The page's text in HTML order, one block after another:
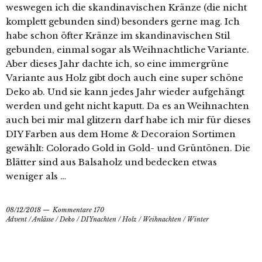
weswegen ich die skandinavischen Kränze (die nicht
komplett gebunden sind) besonders gerne mag. Ich
habe schon öfter Kränze im skandinavischen Stil
gebunden, einmal sogar als Weihnachtliche Variante.
Aber dieses Jahr dachte ich, so eine immergrüne
Variante aus Holz gibt doch auch eine super schöne
Deko ab. Und sie kann jedes Jahr wieder aufgehängt
werden und geht nicht kaputt. Da es an Weihnachten
auch bei mir mal glitzern darf habe ich mir für dieses
DIY Farben aus dem Home & Decoraion Sortimen
gewählt: Colorado Gold in Gold- und Grüntönen. Die
Blätter sind aus Balsaholz und bedecken etwas
weniger als …
08/12/2018
Kommentare 170
Advent /Anlässe /Deko /DIYnachten /Holz / Weihnachten / Winter